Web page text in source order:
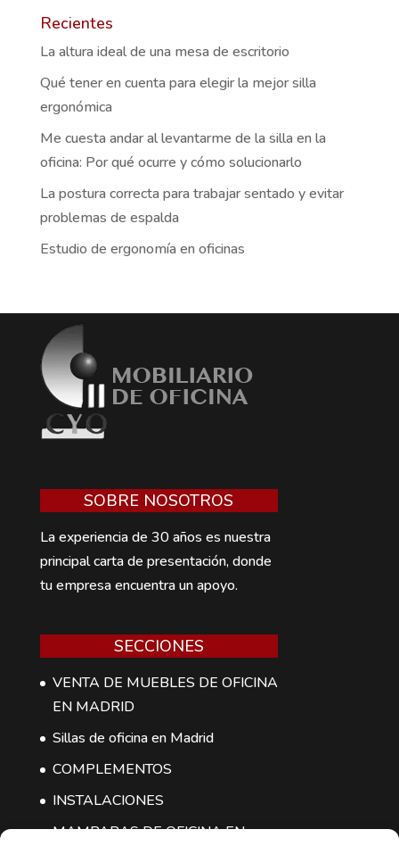
Recientes
La altura ideal de una mesa de escritorio
Qué tener en cuenta para elegir la mejor silla
ergonómica
Me cuesta andar al levantarme de la silla en la
oficina: Por qué ocurre y cómo solucionarlo
La postura correcta para trabajar sentado y evitar
problemas de espalda
Estudio de ergonomía en oficinas
SOBRE NOSOTROS
La experiencia de 30 años es nuestra
principal carta de presentación, donde
tu empresa encuentra un apoyo.
SECCIONES
VENTA DE MUEBLES DE OFICINA
EN MADRID
Sillas de oficina en Madrid
COMPLEMENTOS
INSTALACIONES
MAMPARAS DE OFICINA EN